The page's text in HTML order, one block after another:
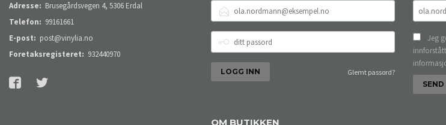
Adresse: Brusegårdsvegen 4, 5306 Erdal
Telefon: 99161661
E-post: post@vinylia.no
Foretaksregisteret: 932440970
POSTADRESSE
PASSORD
Glemt passord?
OM BUTIKKEN
Jeg